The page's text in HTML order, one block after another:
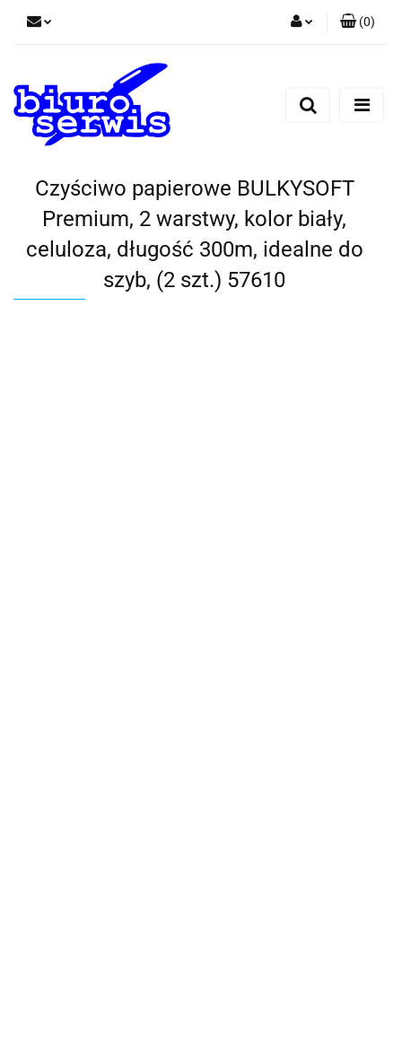
Zarejestruj się
(0)
Czyściwo papierowe BULKYSOFT
Premium, 2 warstwy, kolor biały,
celuloza, długość 300m, idealne do
szyb, (2 szt.) 57610